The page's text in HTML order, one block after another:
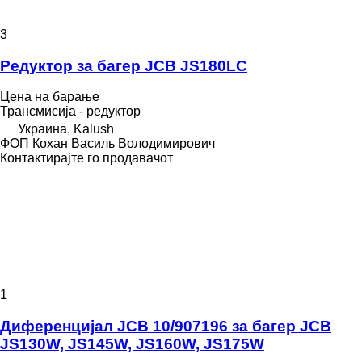
3
Редуктор за багер JCB JS180LC
Цена на барање
Трансмисија - редуктор
Украина, Kalush
ФОП Кохан Василь Володимирович
Контактирајте го продавачот
1
Диференцијал JCB 10/907196 за багер JCB
JS130W, JS145W, JS160W, JS175W